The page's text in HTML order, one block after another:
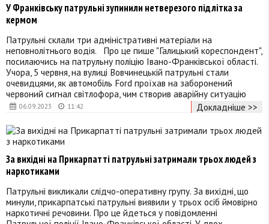
06.09.2023 11:42
У Франківську патрульні зупинили нетверезого підлітка за
кермом
Патрульні склали три адміністративні матеріали на
неповнолітнього водія. Про це пише "Галицький кореспондент",
посилаючись на патрульну поліцію Івано-Франківської області.
Учора, 5 червня, на вулиці Вовчинецькій патрульні стали
очевидцями, як автомобіль Ford проїхав на заборонений
червоний сигнал світлофора, чим створив аварійну ситуацію
Докладніше >>
За вихідні на Прикарпатті патрульні затримали трьох людей з
наркотиками
Патрульні викликали слідчо-оперативну групу. За вихідні, що
минули, прикарпатські патрульні виявили у трьох осіб ймовірно
наркотичні речовини. Про це йдеться у повідомленні